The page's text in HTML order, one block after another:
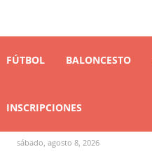
FÚTBOL BALONCESTO
INSCRIPCIONES
sábado, agosto 8, 2026